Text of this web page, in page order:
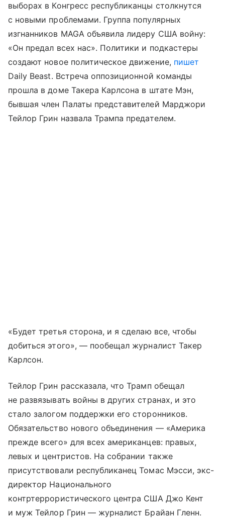
выборах в Конгресс республиканцы столкнутся
с новыми проблемами. Группа популярных
изгнанников MAGA объявила лидеру США войну:
«Он предал всех нас». Политики и подкастеры
создают новое политическое движение, пишет
Daily Beast. Встреча оппозиционной команды
прошла в доме Такера Карлсона в штате Мэн,
бывшая член Палаты представителей Марджори
Тейлор Грин назвала Трампа предателем.
«Будет третья сторона, и я сделаю все, чтобы
добиться этого», — пообещал журналист Такер
Карлсон.
Тейлор Грин рассказала, что Трамп обещал
не развязывать войны в других странах, и это
стало залогом поддержки его сторонников.
Обязательство нового объединения — «Америка
прежде всего» для всех американцев: правых,
левых и центристов. На собрании также
присутствовали республиканец Томас Мэсси, экс-
директор Национального
контртеррористического центра США Джо Кент
и муж Тейлор Грин — журналист Брайан Гленн.